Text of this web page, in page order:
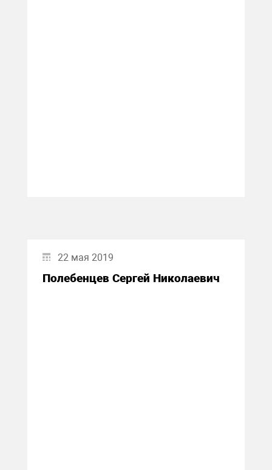
22 мая 2019
Полебенцев Сергей Николаевич